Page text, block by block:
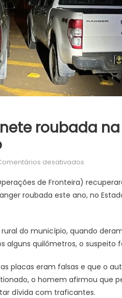
roubada
desativados
recupera
semana
passada
Estado
de
São
de Fronteira)
roubada este ano, no
do município, quando
alguns quilômetros, o suspeito
placas eram falsas e que o
o homem afirmou que
dívida com traficantes.